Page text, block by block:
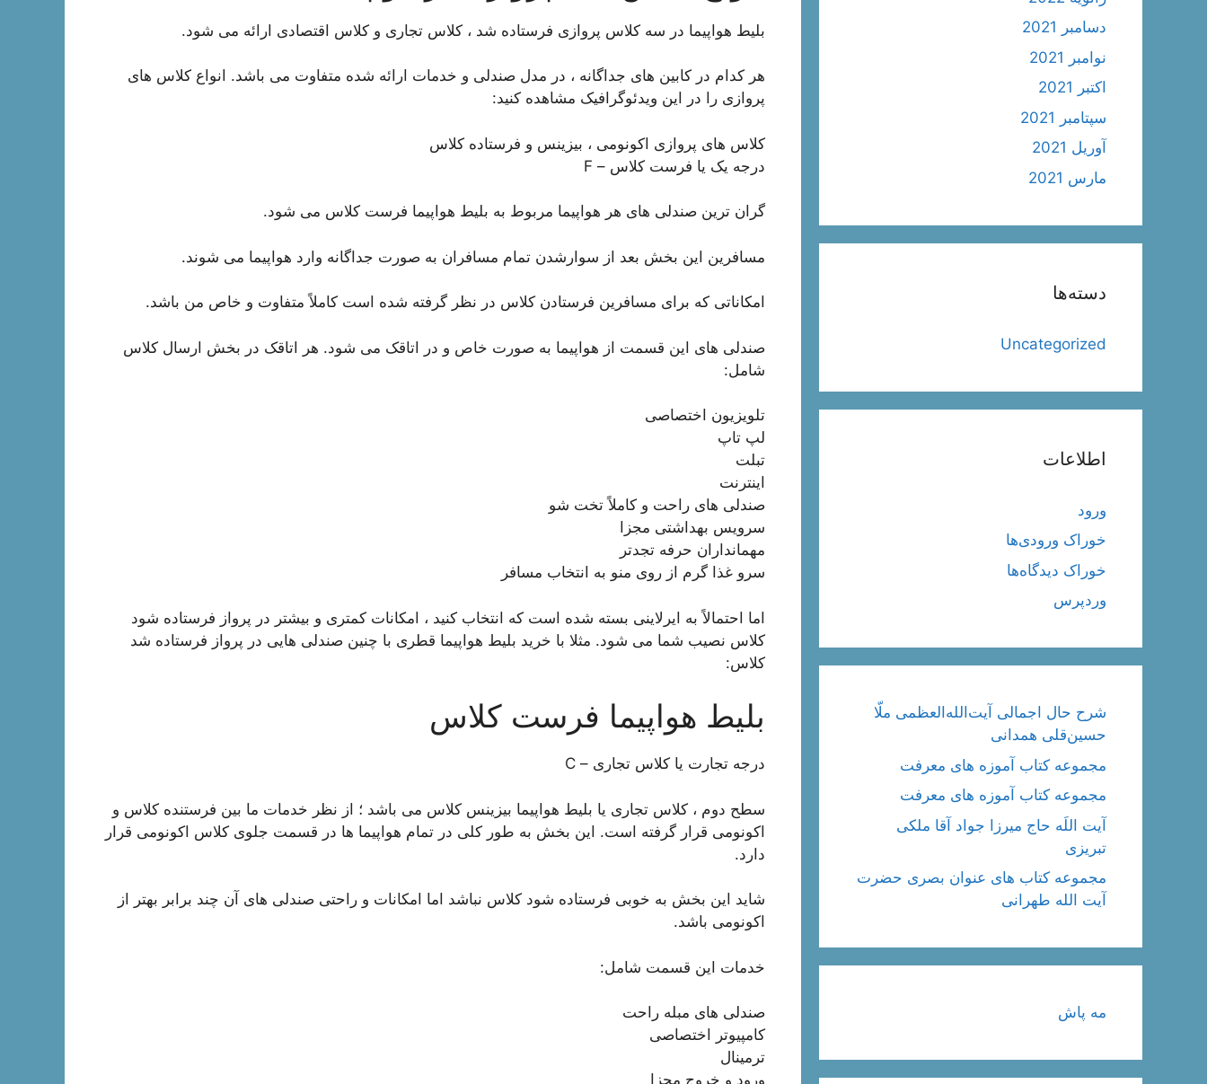
بلیط هواپیما در سه کلاس پروازی فرستاده شد ، کلاس تجاری و کلاس اقتصادی ارائه می شود.
هر کدام در کابین های جداگانه ، در مدل صندلی و خدمات ارائه شده متفاوت می باشد. انواع کلاس های
پروازی را در این ویدئوگرافیک مشاهده کنید:
کلاس های پروازی اکونومی ، بیزینس و فرستاده کلاس
درجه یک یا فرست کلاس – F
گران ترین صندلی های هر هواپیما مربوط به بلیط هواپیما فرست کلاس می شود.
مسافرین این بخش بعد از سوارشدن تمام مسافران به صورت جداگانه وارد هواپیما می شوند.
امکاناتی که برای مسافرین فرستادن کلاس در نظر گرفته شده است کاملاً متفاوت و خاص من باشد.
صندلی های این قسمت از هواپیما به صورت خاص و در اتاقک می شود. هر اتاقک در بخش ارسال کلاس
شامل:
تلویزیون اختصاصی
لپ تاپ
تبلت
اینترنت
صندلی های راحت و کاملاً تخت شو
سرویس بهداشتی مجزا
مهمانداران حرفه تجدتر
سرو غذا گرم از روی منو به انتخاب مسافر
اما احتمالاً به ایرلاینی بسته شده است که انتخاب کنید ، امکانات کمتری و بیشتر در پرواز فرستاده شود
کلاس نصیب شما می شود. مثلا با خرید بلیط هواپیما قطری با چنین صندلی هایی در پرواز فرستاده شد
کلاس:
بلیط هواپیما فرست کلاس
درجه تجارت یا کلاس تجاری – C
سطح دوم ، کلاس تجاری یا بلیط هواپیما بیزینس کلاس می باشد ؛ از نظر خدمات ما بین فرستنده کلاس و
اکونومی قرار گرفته است. این بخش به طور کلی در تمام هواپیما ها در قسمت جلوی کلاس اکونومی قرار
دارد.
شاید این بخش به خوبی فرستاده شود کلاس نباشد اما امکانات و راحتی صندلی های آن چند برابر بهتر از
اکونومی باشد.
خدمات این قسمت شامل:
صندلی های مبله راحت
کامپیوتر اختصاصی
ترمینال
ورود و خروج مجزا
دسامبر 2021
نوامبر 2021
اکتبر 2021
سپتامبر 2021
آوریل 2021
مارس 2021
دسته‌ها
Uncategorized
اطلاعات
ورود
خوراک ورودی‌ها
خوراک دیدگاه‌ها
وردپرس
شرح حال اجمالی آیت‌الله‌العظمی ملّا
حسین‌قلی همدانی
مجموعه کتاب آموزه های معرفت
مجموعه کتاب آموزه های معرفت
آیت اللَه حاج میرزا جواد آقا ملکی
تبریزی
مجموعه کتاب های عنوان بصری حضرت
آیت الله طهرانی
مه پاش